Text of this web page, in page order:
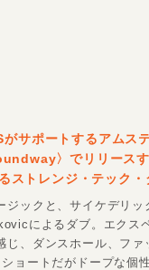
がサポートするアム
〉でリリー
トレンジ・テック・
ジックと、サイケデリ
によるダブ。エクス
じ、ダンスホール、フ
ョートだがドープな個